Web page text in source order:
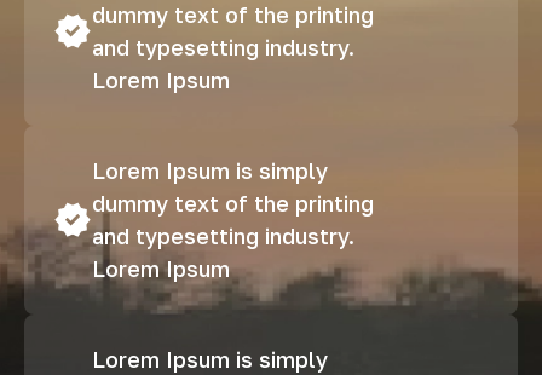
dummy text of the printing
and typesetting industry.
Lorem Ipsum
Lorem Ipsum is simply
dummy text of the printing
and typesetting industry.
Lorem Ipsum
Lorem Ipsum is simply